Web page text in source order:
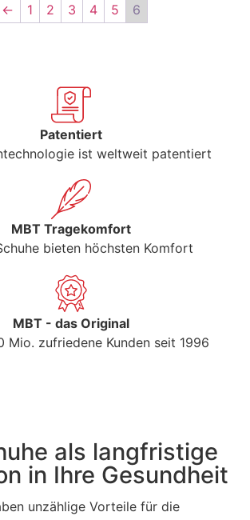
← 1 2 3 4 5 6
Patentiert
ist weltweit patentiert
MBT Tragekomfort
bieten höchsten Komfort
MBT - das Original
Mio. zufriedene Kunden seit 1996
als langfristige
in Ihre Gesundheit
unzählige Vorteile für die